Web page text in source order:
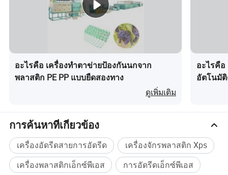
อะไรคือ เครื่องทำตาข่ายป้องกันนกจาก
พลาสติก PE PP แบบยืดสองทาง
ดูเพิ่มเติม
อะไรคือ
อัตโนมั
การค้นหาที่เกี่ยวข้อง
เครื่องอัดรีดสายการอัดรีด
เครื่องจักรพลาสติก Xps
เครื่องพลาสติกเอ็กซ์พีเอส
การอัดรีดเอ็กซ์พีเอส